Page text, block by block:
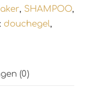
, SHAMPOO,
douchegel,
(0)